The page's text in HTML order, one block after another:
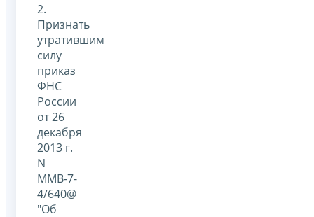
2.
Признать
утратившим
силу
приказ
ФНС
России
от 26
декабря
2013 г.
N
ММВ-7-
4/640@
"Об